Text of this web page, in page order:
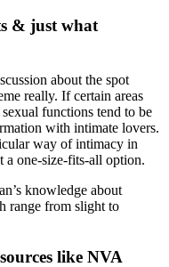
& just what
about the spot
really. If certain areas
functions tend to be
with intimate lovers.
way of intimacy in
a one-size-fits-all option.
knowledge about
range from slight to
like NVA